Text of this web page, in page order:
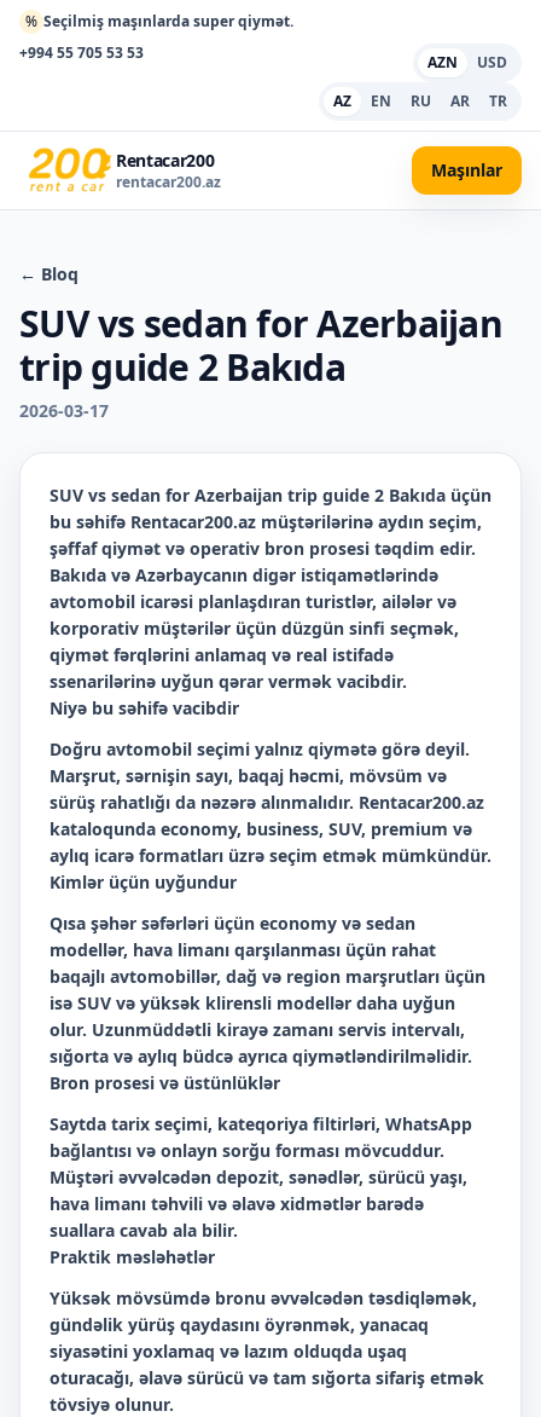
% Seçilmiş maşınlarda super qiymət.
+994 55 705 53 53
AZN
USD
AZ
EN RU AR TR
Rentacar200
rentacar200.az
Maşınlar
← Bloq
SUV vs sedan for Azerbaijan
trip guide 2 Bakıda
2026-03-17
SUV vs sedan for Azerbaijan trip guide 2 Bakıda üçün
bu səhifə Rentacar200.az müştərilərinə aydın seçim,
şəffaf qiymət və operativ bron prosesi təqdim edir.
Bakıda və Azərbaycanın digər istiqamətlərində
avtomobil icarəsi planlaşdıran turistlər, ailələr və
korporativ müştərilər üçün düzgün sinfi seçmək,
qiymət fərqlərini anlamaq və real istifadə
ssenarilərinə uyğun qərar vermək vacibdir.
Niyə bu səhifə vacibdir
Doğru avtomobil seçimi yalnız qiymətə görə deyil.
Marşrut, sərnişin sayı, baqaj həcmi, mövsüm və
sürüş rahatlığı da nəzərə alınmalıdır. Rentacar200.az
kataloqunda economy, business, SUV, premium və
aylıq icarə formatları üzrə seçim etmək mümkündür.
Kimlər üçün uyğundur
Qısa şəhər səfərləri üçün economy və sedan
modellər, hava limanı qarşılanması üçün rahat
baqajlı avtomobillər, dağ və region marşrutları üçün
isə SUV və yüksək klirensli modellər daha uyğun
olur. Uzunmüddətli kirayə zamanı servis intervalı,
sığorta və aylıq büdcə ayrıca qiymətləndirilməlidir.
Bron prosesi və üstünlüklər
Saytda tarix seçimi, kateqoriya filtirləri, WhatsApp
bağlantısı və onlayn sorğu forması mövcuddur.
Müştəri əvvəlcədən depozit, sənədlər, sürücü yaşı,
hava limanı təhvili və əlavə xidmətlər barədə
suallara cavab ala bilir.
Praktik məsləhətlər
Yüksək mövsümdə bronu əvvəlcədən təsdiqləmək,
gündəlik yürüş qaydasını öyrənmək, yanacaq
siyasətini yoxlamaq və lazım olduqda uşaq
oturacağı, əlavə sürücü və tam sığorta sifariş etmək
tövsiyə olunur.